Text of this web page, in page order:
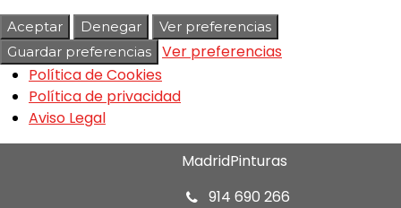
Aceptar Denegar
Ver preferencias
Guardar preferencias
Ver preferencias
Política de Cookies
Política de privacidad
Aviso Legal
MadridPinturas
914 690 266